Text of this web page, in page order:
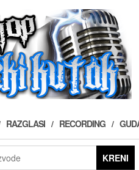
RAZGLASI RECORDING
KRENI